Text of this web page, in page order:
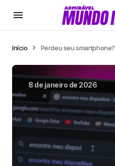
Início Perdeu seu smartphone?
8 de janeiro de 2026